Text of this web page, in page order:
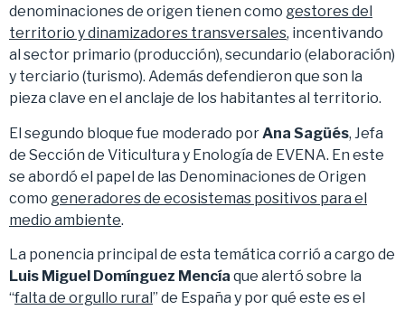
denominaciones de origen tienen como gestores del
territorio y dinamizadores transversales, incentivando
al sector primario (producción), secundario (elaboración)
y terciario (turismo). Además defendieron que son la
pieza clave en el anclaje de los habitantes al territorio.
El segundo bloque fue moderado por Ana Sagüés, Jefa
de Sección de Viticultura y Enología de EVENA. En este
se abordó el papel de las Denominaciones de Origen
como generadores de ecosistemas positivos para el
medio ambiente.
La ponencia principal de esta temática corrió a cargo de
Luis Miguel Domínguez Mencía que alertó sobre la
“falta de orgullo rural” de España y por qué este es el